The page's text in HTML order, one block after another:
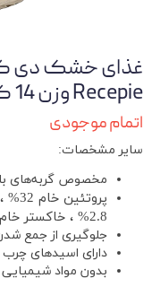
Recepie وزن 14 کیلوگرم
اتمام موجودی
سایر مشخصات:
مخصوص گربه‌های
2.8% ، خاکستر خام 8% ، رطوبت 10%
جلوگیری از جمع
دارای اسیدهای چرب امگا 3 و
بدون مواد شیمیایی